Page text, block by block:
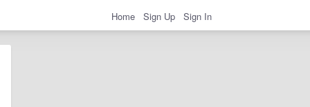
Home Sign Up Sign In